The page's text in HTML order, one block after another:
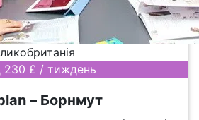
230 £ / тиждень
– Борнмут